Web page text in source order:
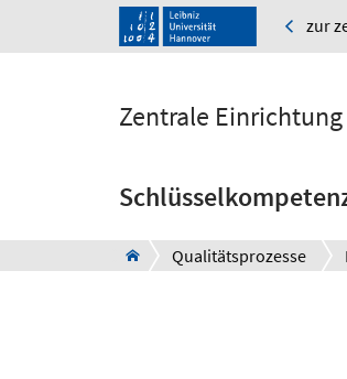
zur
Zentrale
Qualitätsprozesse